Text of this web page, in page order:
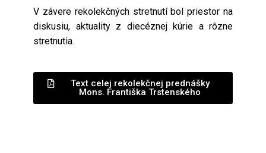
V závere rekolekčných stretnutí bol priestor na
diskusiu, aktuality z diecéznej kúrie a rôzne
stretnutia.
Text celej rekolekčnej prednášky
Mons. Františka Trstenského